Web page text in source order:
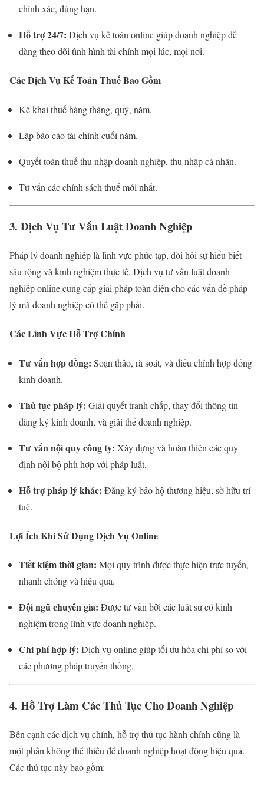
chính xác, đúng hạn.
Hỗ trợ 24/7: Dịch vụ kế toán online giúp doanh nghiệp dễ
dàng theo dõi tình hình tài chính mọi lúc, mọi nơi.
Các Dịch Vụ Kế Toán Thuế Bao Gồm
Kê khai thuế hàng tháng, quý, năm.
Lập báo cáo tài chính cuối năm.
Quyết toán thuế thu nhập doanh nghiệp, thu nhập cá nhân.
Tư vấn các chính sách thuế mới nhất.
3. Dịch Vụ Tư Vấn Luật Doanh Nghiệp
Pháp lý doanh nghiệp là lĩnh vực phức tạp, đòi hỏi sự hiểu biết
sâu rộng và kinh nghiệm thực tế. Dịch vụ tư vấn luật doanh
nghiệp online cung cấp giải pháp toàn diện cho các vấn đề pháp
lý mà doanh nghiệp có thể gặp phải.
Các Lĩnh Vực Hỗ Trợ Chính
Tư vấn hợp đồng: Soạn thảo, rà soát, và điều chỉnh hợp đồng
kinh doanh.
Thủ tục pháp lý: Giải quyết tranh chấp, thay đổi thông tin
đăng ký kinh doanh, và giải thể doanh nghiệp.
Tư vấn nội quy công ty: Xây dựng và hoàn thiện các quy
định nội bộ phù hợp với pháp luật.
Hỗ trợ pháp lý khác: Đăng ký bảo hộ thương hiệu, sở hữu trí
tuệ.
Lợi Ích Khi Sử Dụng Dịch Vụ Online
Tiết kiệm thời gian: Mọi quy trình được thực hiện trực tuyến,
nhanh chóng và hiệu quả.
Đội ngũ chuyên gia: Được tư vấn bởi các luật sư có kinh
nghiệm trong lĩnh vực doanh nghiệp.
Chi phí hợp lý: Dịch vụ online giúp tối ưu hóa chi phí so với
các phương pháp truyền thống.
4. Hỗ Trợ Làm Các Thủ Tục Cho Doanh Nghiệp
Bên cạnh các dịch vụ chính, hỗ trợ thủ tục hành chính cũng là
một phần không thể thiếu để doanh nghiệp hoạt động hiệu quả.
Các thủ tục này bao gồm: